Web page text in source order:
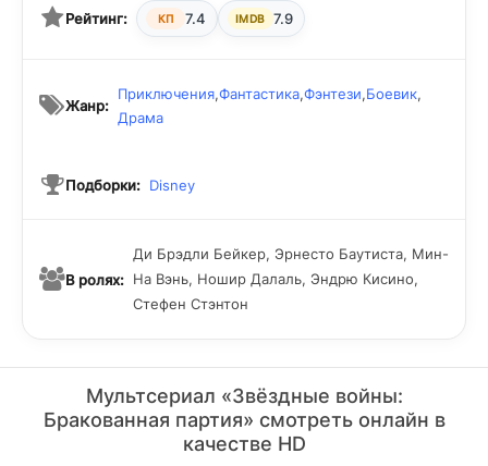
Рейтинг: КП 7.4 IMDB 7.9
Жанр:
Приключения,Фантастика,Фэнтези,Боевик,
Драма
Подборки: Disney
В ролях:
Ди Брэдли Бейкер, Эрнесто Баутиста, Мин-
На Вэнь, Ношир Далаль, Эндрю Кисино,
Стефен Стэнтон
Мультсериал «Звёздные войны:
Бракованная партия» смотреть онлайн в
качестве HD